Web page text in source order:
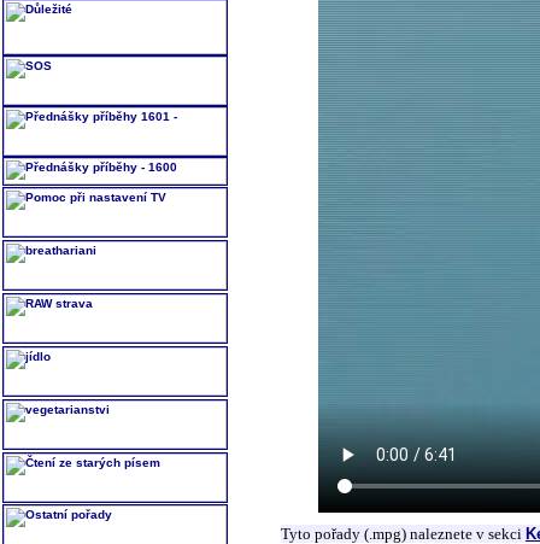
Tyto pořady (.mpg) naleznete v sekci